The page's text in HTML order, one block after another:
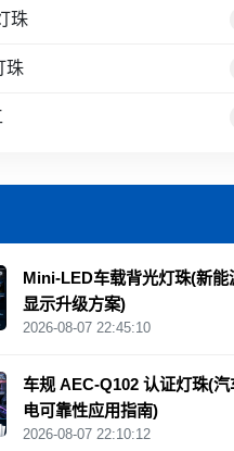
珠
珠
Mini‑LED车载背光灯珠(新能
显示升级方案)
2026-08-07 22:45:10
车规 AEC‑Q102 认证灯珠(汽
电可靠性应用指南)
2026-08-07 22:10:12